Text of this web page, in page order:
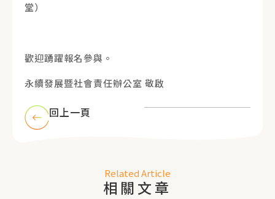
堂）
歡迎踴躍報名參與。
永續發展暨社會責任辦公室 敬啟
回上一頁
Related Article
相關文章